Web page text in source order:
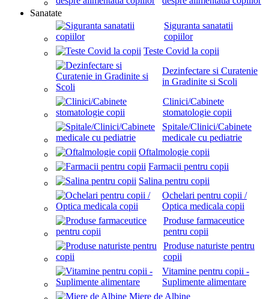
Sanatate
Siguranta sanatatii
copiilor
Teste Covid la copii
Dezinfectare si Curatenie
in Gradinite si Scoli
Clinici/Cabinete
stomatologie copii
Spitale/Clinici/Cabinete
medicale cu pediatrie
Oftalmologie copii
Farmacii pentru copii
Salina pentru copii
Ochelari pentru copii /
Optica medicala copii
Produse farmaceutice
pentru copii
Produse naturiste pentru
copii
Vitamine pentru copii -
Suplimente alimentare
Miere de Albine